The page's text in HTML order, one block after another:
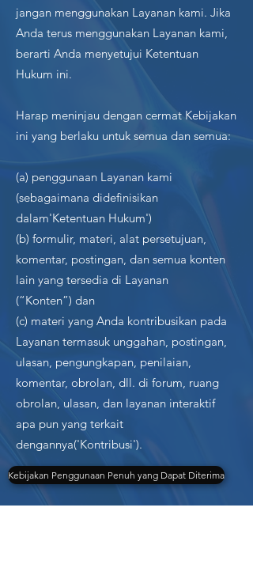
jangan menggunakan Layanan kami. Jika
Anda terus menggunakan Layanan kami,
berarti Anda menyetujui Ketentuan
Hukum ini.
Harap meninjau dengan cermat Kebijakan
ini yang berlaku untuk semua dan semua:
(a) penggunaan Layanan kami
(sebagaimana didefinisikan
dalam'Ketentuan Hukum')
(b) formulir, materi, alat persetujuan,
komentar, postingan, dan semua konten
lain yang tersedia di Layanan
(“Konten”) dan
(c) materi yang Anda kontribusikan pada
Layanan termasuk unggahan, postingan,
ulasan, pengungkapan, penilaian,
komentar, obrolan, dll. di forum, ruang
obrolan, ulasan, dan layanan interaktif
apa pun yang terkait
dengannya('Kontribusi').
Kebijakan Penggunaan Penuh yang Dapat Diterima